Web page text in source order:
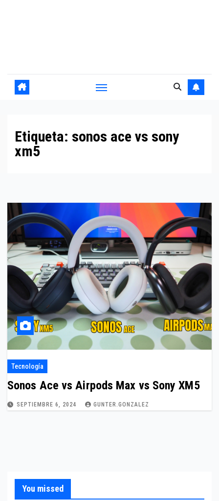
Etiqueta: sonos ace vs sony
xm5
Tecnología
Sonos Ace vs Airpods Max vs Sony XM5
SEPTIEMBRE 6, 2024 GUNTER.GONZALEZ
You missed